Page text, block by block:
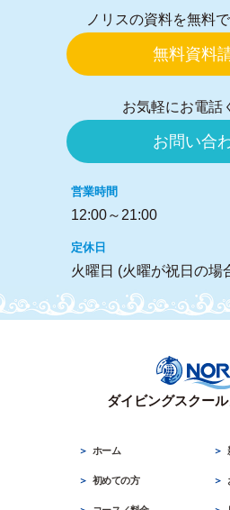
ノリスの資料を無料
無料資料
お気軽にお電話
お問い合
営業時間
12:00～21:00
定休日
火曜日 (火曜が祝日の場
ダイビングスクー
ホーム
初めての方